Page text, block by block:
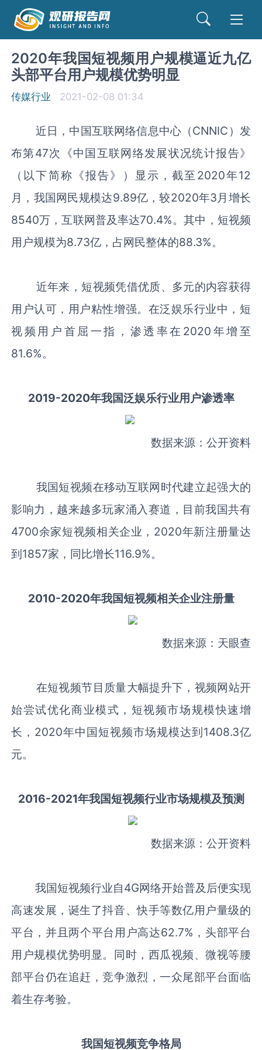
2020年我国短视频用户规模逼近九亿
头部平台用户规模优势明显
传媒行业 2021-02-08 01:34
近日，中国互联网络信息中心（CNNIC）发
布第47次《中国互联网络发展状况统计报告》
（以下简称《报告》）显示，截至2020年12
月，我国网民规模达9.89亿，较2020年3月增长
8540万，互联网普及率达70.4%。其中，短视频
用户规模为8.73亿，占网民整体的88.3%。
近年来，短视频凭借优质、多元的内容获得
用户认可，用户粘性增强。在泛娱乐行业中，短
视频用户首屈一指，渗透率在2020年增至
81.6%。
2019-2020年我国泛娱乐行业用户渗透率
数据来源：公开资料
我国短视频在移动互联网时代建立起强大的
影响力，越来越多玩家涌入赛道，目前我国共有
4700余家短视频相关企业，2020年新注册量达
到1857家，同比增长116.9%。
2010-2020年我国短视频相关企业注册量
数据来源：天眼查
在短视频节目质量大幅提升下，视频网站开
始尝试优化商业模式，短视频市场规模快速增
长，2020年中国短视频市场规模达到1408.3亿
元。
2016-2021年我国短视频行业市场规模及预测
数据来源：公开资料
我国短视频行业自4G网络开始普及后便实现
高速发展，诞生了抖音、快手等数亿用户量级的
平台，并且两个平台用户高达62.7%，头部平台
用户规模优势明显。同时，西瓜视频、微视等腰
部平台仍在追赶，竞争激烈，一众尾部平台面临
着生存考验。
我国短视频竞争格局